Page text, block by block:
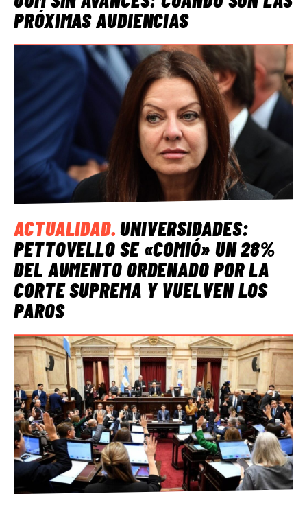
PRÓXIMAS AUDIENCIAS
ACTUALIDAD.UNIVERSIDADES:
PETTOVELLO SE «COMIÓ» UN 28%
DEL AUMENTO ORDENADO POR LA
CORTE SUPREMA Y VUELVEN LOS
PAROS